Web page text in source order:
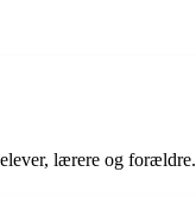
lærere og forældre.